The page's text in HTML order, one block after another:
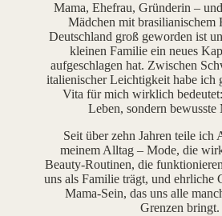
Mama, Ehefrau, Gründerin –
Mädchen mit brasilianischem
Deutschland groß geworden ist
kleinen Familie ein neues
aufgeschlagen hat. Zwischen
italienischer Leichtigkeit habe ich
Vita für mich wirklich
Leben, sondern bewusste
Seit über zehn Jahren teile ich
meinem Alltag – Mode, die
Beauty-Routinen, die
uns als Familie trägt, und ehrliche
Mama-Sein, das uns alle
Grenzen bringt.